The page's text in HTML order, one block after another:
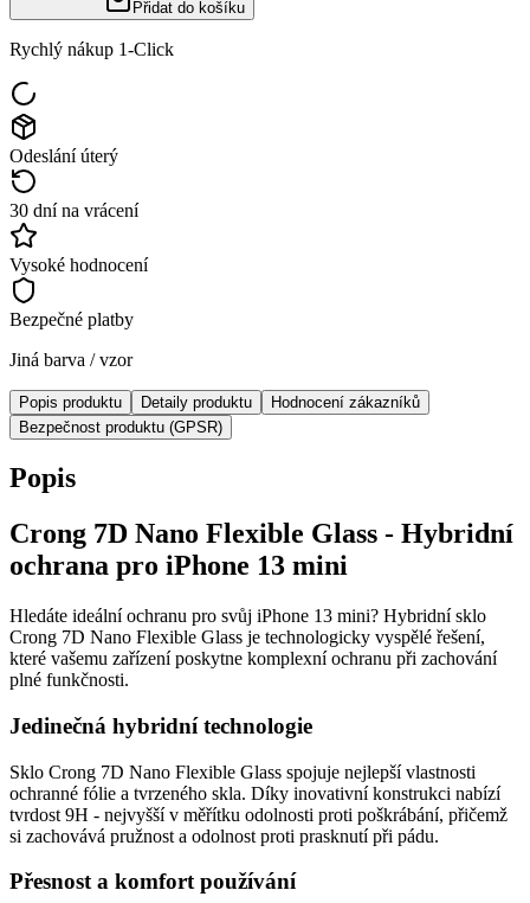
Přidat do košíku
Rychlý nákup 1-Click
Odeslání úterý
30 dní na vrácení
Vysoké hodnocení
Bezpečné platby
Jiná barva / vzor
Popis produktu Detaily produktu
Hodnocení zákazníků
Bezpečnost produktu (GPSR)
Popis
Crong 7D Nano Flexible Glass - Hybridní
ochrana pro iPhone 13 mini
Hledáte ideální ochranu pro svůj iPhone 13 mini? Hybridní sklo
Crong 7D Nano Flexible Glass je technologicky vyspělé řešení,
které vašemu zařízení poskytne komplexní ochranu při zachování
plné funkčnosti.
Jedinečná hybridní technologie
Sklo Crong 7D Nano Flexible Glass spojuje nejlepší vlastnosti
ochranné fólie a tvrzeného skla. Díky inovativní konstrukci nabízí
tvrdost 9H - nejvyšší v měřítku odolnosti proti poškrábání, přičemž
si zachovává pružnost a odolnost proti prasknutí při pádu.
Přesnost a komfort používání